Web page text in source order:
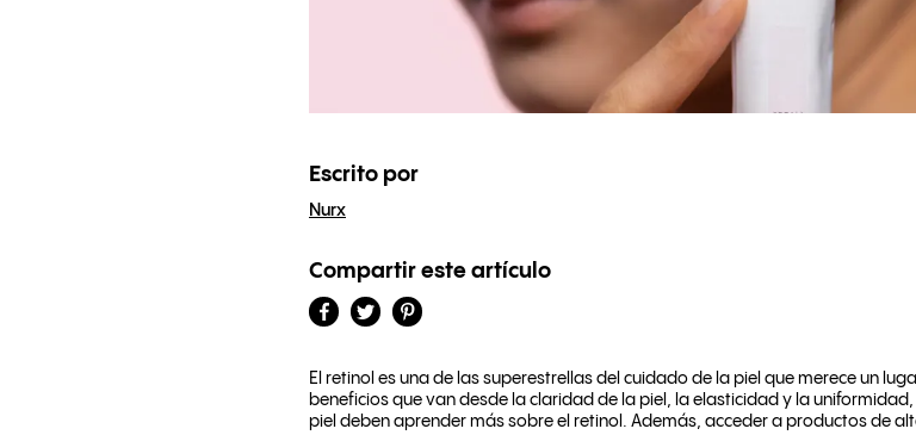
Escrito por
Nurx
Compartir este artículo
El retinol es una de las superestrellas del cuidado de la piel que merece un
beneficios que van desde la claridad de la piel, la elasticidad y la
piel deben aprender más sobre el retinol. Además, acceder a productos de